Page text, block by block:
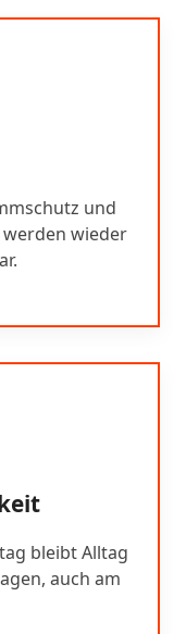
und
wieder
bleibt Alltag
auch am